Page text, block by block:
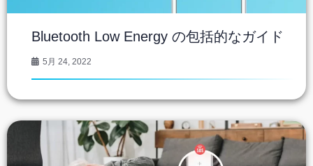
Bluetooth Low Energy の包括的なガイド
5月 24, 2022